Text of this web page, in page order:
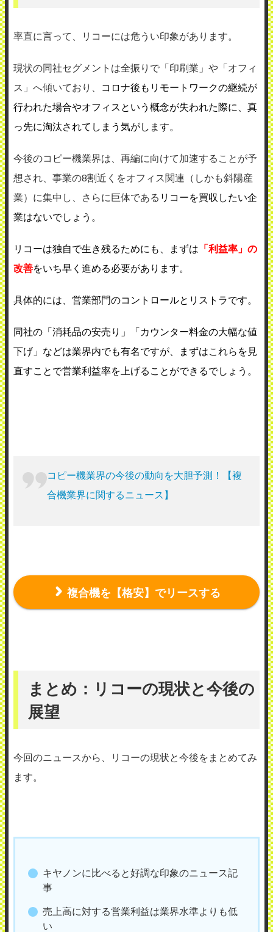
率直に言って、リコーには危うい印象があります。
現状の同社セグメントは全振りで「印刷業」や「オフィ
ス」へ傾いており、
コロナ後もリモートワークの継続が
行われた場合やオフィスという概念が失われた際に、真
っ先に淘汰されてしまう気がします。
今後のコピー機業界は、再編に向けて加速することが予
想され、事業の8割近くをオフィス関連（しかも斜陽産
業）に集中し、さらに巨体である リコーを買収したい企
業はないでしょう。
リコーは独自で生き残るためにも、まずは 「利益率」の
改善をいち早く進める必要があります。
具体的には、営業部門のコントロールとリストラです。
同社の「消耗品の安売り」「カウンター料金の大幅な値
下げ」などは業界内でも有名ですが、まずはこれらを見
直すことで営業利益率を上げることができるでしょう。
コピー機業界の今後の動向を大胆予測！【複
合機業界に関するニュース】
複合機を【格安】でリースする
まとめ：リコーの現状と今後の
展望
今回のニュースから、リコーの現状と今後をまとめてみ
ます。
キヤノンに比べると好調な印象のニュース記
事
売上高に対する営業利益は業界水準よりも低
い